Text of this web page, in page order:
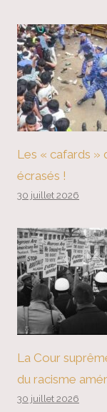
Les « cafards »
écrasés !
30 juillet 2026
La Cour
du racisme
30 juillet 2026